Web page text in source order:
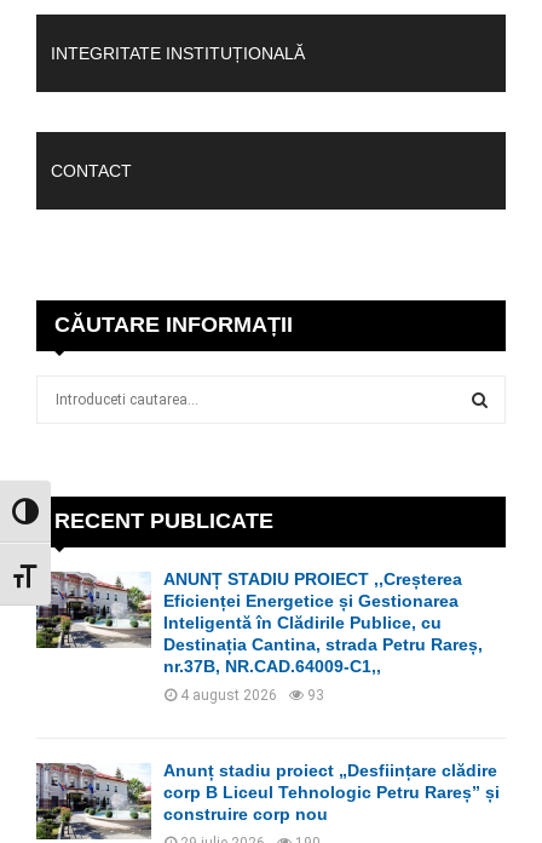
GLISOR NIVEL CONTRAST
GLISOR MĂRIME FONT
INTEGRITATE INSTITUȚIONALĂ
CONTACT
CĂUTARE INFORMAȚII
h
f
o
:
E
A
C
RECENT PUBLICATE
ANUNȚ STADIU PROIECT ,,Creșterea
Eficienței Energetice și Gestionarea
Inteligentă în Clădirile Publice, cu
Destinația Cantina, strada Petru Rareș,
nr.37B, NR.CAD.64009-C1,,
4 august 2026 93
Anunț stadiu proiect „Desființare clădire
corp B Liceul Tehnologic Petru Rareș” și
construire corp nou